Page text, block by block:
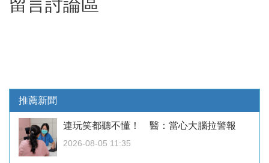
留言討論區
推薦新聞
連玩笑都聽不懂！ 醫：當心大腦拉警報
2026-08-05 11:35